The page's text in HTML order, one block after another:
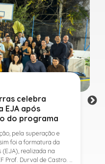
celebra
EJA após
do programa
pela superação e
foi a formatura da
(EJA), realizada na
Prof. Durval de Castro. A